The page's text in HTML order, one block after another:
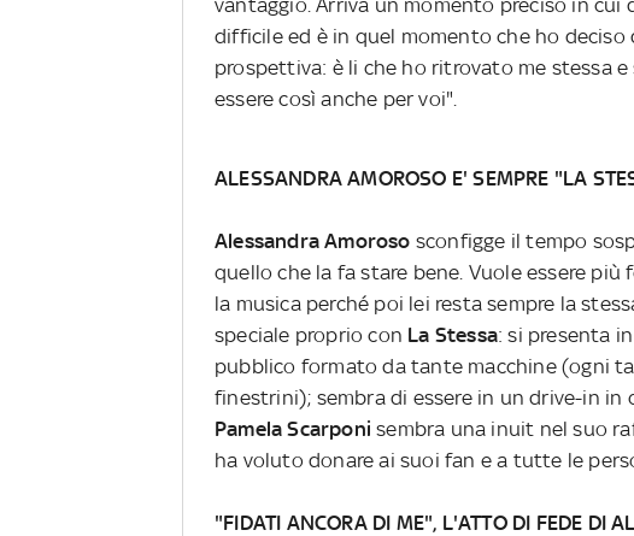
difficile ed è in quel momento che ho
prospettiva: è li che ho ritrovato me stessa
essere così anche per voi".
ALESSANDRA AMOROSO E' SEMPRE "LA
Alessandra Amoroso sconfigge il tempo
quello che la fa stare bene. Vuole essere
la musica perché poi lei resta sempre la
speciale proprio con La Stessa: si presenta
pubblico formato da tante macchine (ogni
finestrini); sembra di essere in un drive-in
Pamela Scarponi sembra una inuit nel suo
ha voluto donare ai suoi fan e a tutte le
"FIDATI ANCORA DI ME", L'ATTO DI FEDE DI